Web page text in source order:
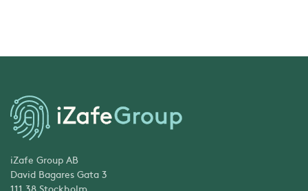
iZafe Group AB
David Bagares Gata 3
111 38 Stockholm